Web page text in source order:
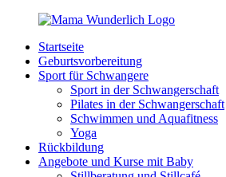
Zurück
Inhalt
MamaWunderlich.de
Mutti
sein
wunderbar!
Startseite
Geburtsvorbereitung
Sport für Schwangere
Sport in der Schwangerschaft
Pilates in der Schwangerschaft
Schwimmen und Aquafitness
Yoga
Rückbildung
Angebote und Kurse mit Baby